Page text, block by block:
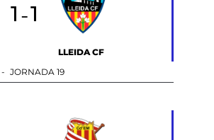
1-1
LLEIDA CF
- JORNADA 19